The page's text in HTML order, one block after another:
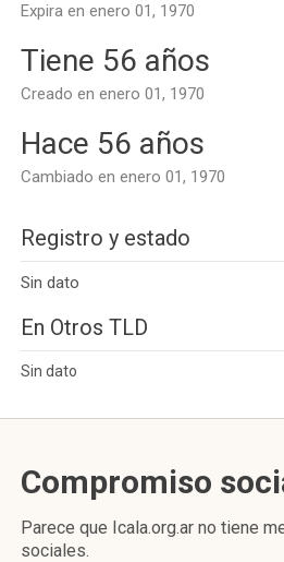
Expira en enero 01, 1970
Tiene 56 años
Creado en enero 01, 1970
Hace 56 años
Cambiado en enero 01, 1970
Registro y estado
Sin dato
En Otros TLD
Sin dato
Compromiso
Parece que Icala.org.ar no tiene
sociales.